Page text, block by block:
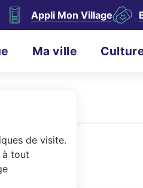
de visite.
à tout
Appli Mon Village
Ma ville